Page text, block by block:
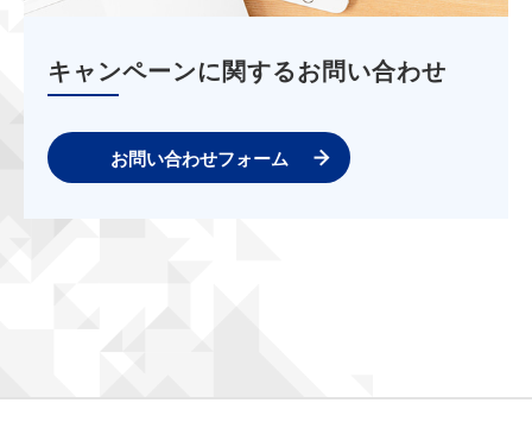
キャンペーンに関するお問い合わせ
お問い合わせフォーム